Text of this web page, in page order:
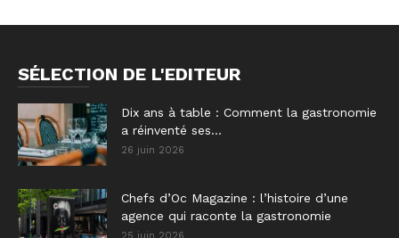
SÉLECTION DE L'EDITEUR
Dix ans à table : Comment la gastronomie
a réinventé ses...
26 juin 2026
Chefs d’Oc Magazine : l’histoire d’une
agence qui raconte la gastronomie